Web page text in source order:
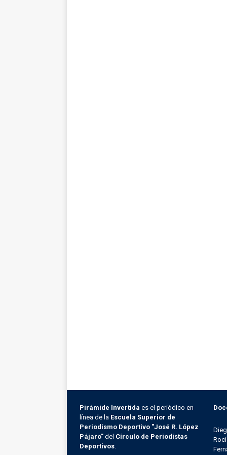
Pirámide Invertida es el periódico en
línea de la Escuela Superior de
Periodismo Deportivo "José R. López
Pájaro" del Círculo de Periodistas
Deportivos